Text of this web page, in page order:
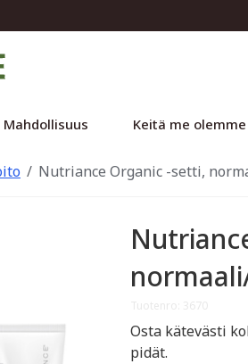
Mahdollisuus Keitä me olemme
Nutriance Organic -setti,
Osta kätevästi
pidät.